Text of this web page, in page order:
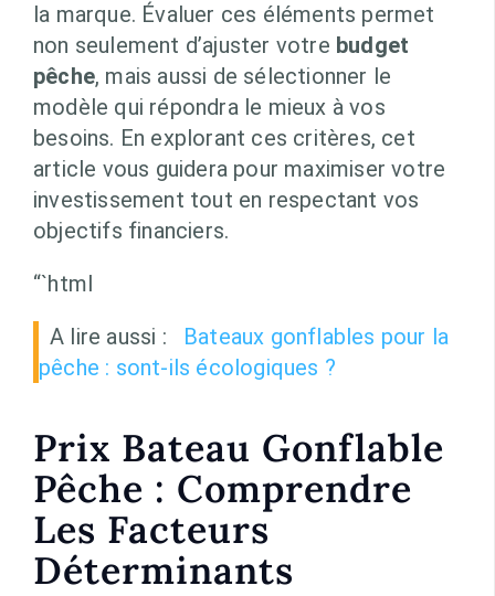
la marque. Évaluer ces éléments permet
non seulement d’ajuster votre budget
pêche, mais aussi de sélectionner le
modèle qui répondra le mieux à vos
besoins. En explorant ces critères, cet
article vous guidera pour maximiser votre
investissement tout en respectant vos
objectifs financiers.
“`html
A lire aussi :
Bateaux gonflables pour la
pêche : sont-ils écologiques ?
Prix Bateau Gonflable
Pêche : Comprendre
Les Facteurs
Déterminants